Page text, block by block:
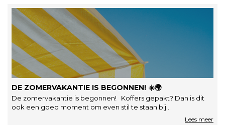
DE ZOMERVAKANTIE IS BEGONNEN! ☀️🌍
De zomervakantie is begonnen! Koffers gepakt? Dan is dit
ook een goed moment om even stil te staan bij…